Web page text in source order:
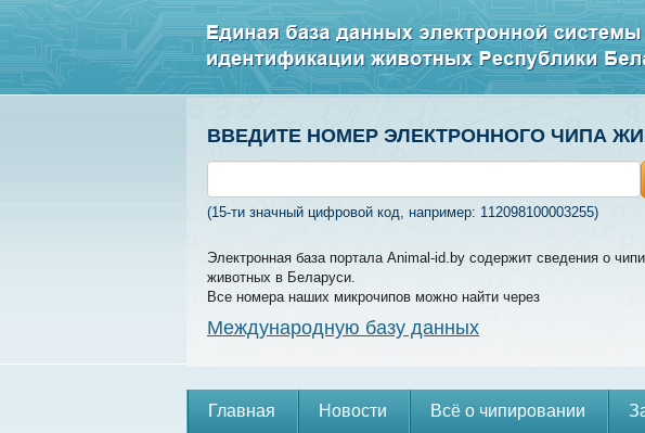
ВВЕДИТЕ НОМЕР ЭЛЕКТРОННОГО ЧИПА
(15-ти значный цифровой код, например: 112098100003255)
Электронная база портала Animal-id.by содержит сведения о
животных в Беларуси.
Все номера наших микрочипов можно найти через
Международную базу данных
Главная Новости Всё о чипировании